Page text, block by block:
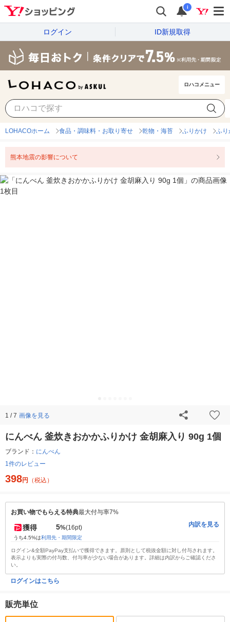
i
ログイン ID新規取得
ロハコメニュー
LOHACOホーム 食品・調味料・お取り寄せ 乾物・海苔 ふりかけ ふり
熊本地震の影響について
1 / 7 画像を見る
にんべん 釜炊きおかかふりかけ 金胡麻入り 90g 1個
ブランド： にんべん
1件のレビュー
398円 （税込）
お買い物でもらえる特典最大付与率7%
獲得 5%(16pt)
うち4.5%は利用先・期間限定
内訳を見る
ログイン&全額PayPay支払いで獲得できます。原則として税抜金額に対し付与されます。
表示よりも実際の付与数、付与率が少ない場合があります。詳細は内訳からご確認くださ
い。
ログインはこちら
販売単位